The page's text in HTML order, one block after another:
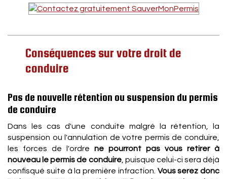
Conséquences sur votre droit de
conduire
Pas de nouvelle rétention ou suspension du permis
de conduire
Dans les cas d'une conduite malgré la rétention, la
suspension ou l'annulation de votre permis de conduire,
les forces de l'ordre ne pourront pas vous retirer à
nouveau le permis de conduire, puisque celui-ci sera déjà
confisqué suite à la première infraction. Vous serez donc